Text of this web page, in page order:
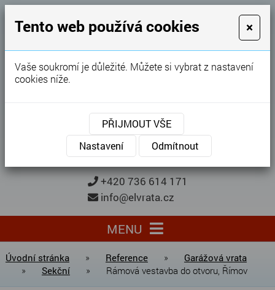
GARÁŽOVÁ VRATA
Karel Procházka
Garážová vrata, brány, ploty ...
Kontaktujte nás
KONTAKTUJTE NÁS
+420 736 614 171
info@elvrata.cz
MENU
Úvodní stránka » Reference »
Garážová vrata
»
Sekční » Rámová vestavba do otvoru, Římov
Tento web používá cookies ×
Vaše soukromí je důležité. Můžete si vybrat z nastavení
cookies níže.
PŘIJMOUT VŠE
Nastavení
Odmítnout